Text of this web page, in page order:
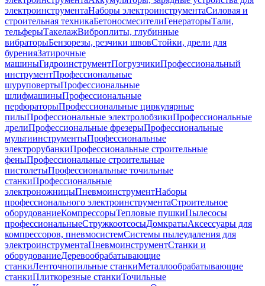
электроинструментаНаборы электроинструментаСиловая и
строительная техникаБетоносмесителиГенераторыТали,
тельферыТакелажВиброплиты, глубинные
вибраторыБензорезы, резчики швовСтойки, дрели для
буренияЗатирочные
машиныГидроинструментПогрузчикиПрофессиональный
инструментПрофессиональные
шуруповертыПрофессиональные
шлифмашиныПрофессиональные
перфораторыПрофессиональные циркулярные
пилыПрофессиональные электролобзикиПрофессиональные
дрелиПрофессиональные фрезерыПрофессиональные
мультиинструментыПрофессиональные
электрорубанкиПрофессиональные строительные
феныПрофессиональные строительные
пистолетыПрофессиональные точильные
станкиПрофессиональные
электроножницыПневмоинструментНаборы
профессионального электроинструментаСтроительное
оборудованиеКомпрессорыТепловые пушкиПылесосы
профессиональныеСтружкоотсосыДомкратыАксессуары для
компрессоров, пневмосистемСистемы пылеудаления для
электроинструментаПневмоинструментСтанки и
оборудованиеДеревообрабатывающие
станкиЛенточнопильные станкиМеталлообрабатывающие
станкиПлиткорезные станкиТочильные